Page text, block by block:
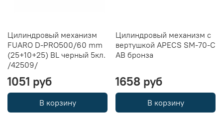
Цилиндровый механизм
FUARO D-PRO500/60 mm
(25+10+25) BL черный 5кл.
/42509/
1051 руб
В корзину
Цилиндровый механизм с
вертушкой APECS SM-70-C
AB бронза
1658 руб
В корзину